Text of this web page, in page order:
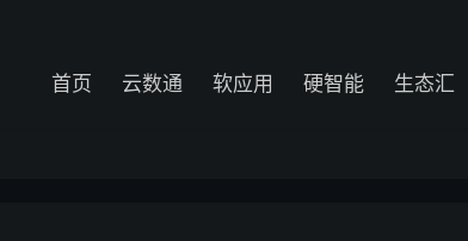
首页 云数通 软应用 硬智能 生态汇